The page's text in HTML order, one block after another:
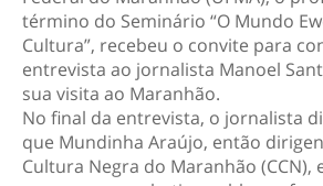
término do Seminário “O Mundo
Cultura”, recebeu o convite para
entrevista ao jornalista Manoel
sua visita ao Maranhão.
No final da entrevista, o jornalista
que Mundinha Araújo, então
Cultura Negra do Maranhão (CCN),